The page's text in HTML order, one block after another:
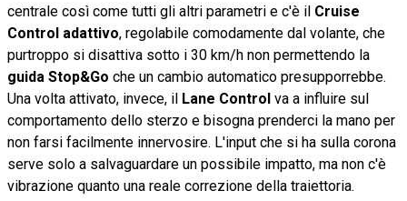
centrale così come tutti gli altri parametri e c'è il Cruise
Control adattivo, regolabile comodamente dal volante, che
purtroppo si disattiva sotto i 30 km/h non permettendo la
guida Stop&Go che un cambio automatico presupporrebbe.
Una volta attivato, invece, il Lane Control va a influire sul
comportamento dello sterzo e bisogna prenderci la mano per
non farsi facilmente innervosire. L'input che si ha sulla corona
serve solo a salvaguardare un possibile impatto, ma non c'è
vibrazione quanto una reale correzione della traiettoria.